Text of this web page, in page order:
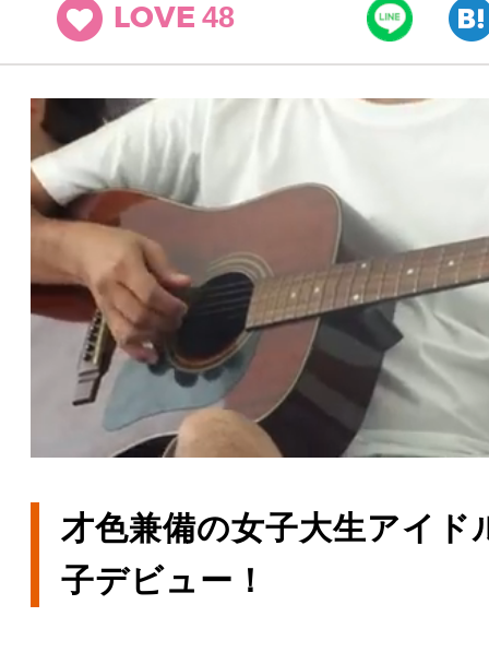
LOVE 48
才色兼備の女子大生アイド
子デビュー！